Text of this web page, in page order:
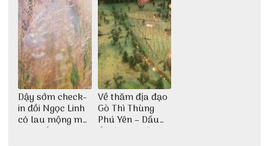
Dậy sớm check-
in đồi Ngọc Linh
cỏ lau mộng mơ
tại Huế nè bạn
Về thăm địa đạo
Gò Thì Thùng
Phú Yên – Dấu
ấn lịch sử còn